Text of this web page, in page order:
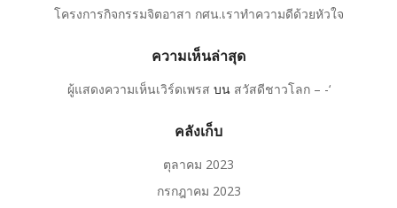
โครงการกิจกรรมจิตอาสา กศน.เราทำความดีด้วยหัวใจ
ความเห็นล่าสุด
ผู้แสดงความเห็นเวิร์ดเพรส บน สวัสดีชาวโลก – -‘
คลังเก็บ
ตุลาคม 2023
กรกฎาคม 2023